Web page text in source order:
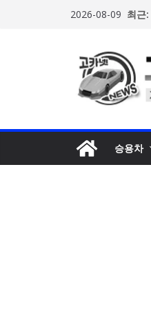
2026-08-09 최근:
승용차